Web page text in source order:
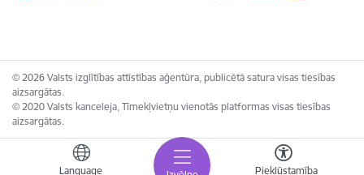
Language Piekļūstamība
© 2026 Valsts izglītības attīstības aģentūra, publicētā satura visas tiesības
aizsargātas.
© 2020 Valsts kanceleja, Tīmekļvietņu vienotās platformas visas tiesības
aizsargātas.